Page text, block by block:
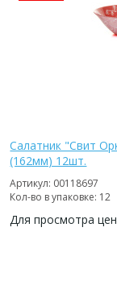
Салатник "Свит
(162мм) 12шт.
Артикул: 00118697
Кол-во в упаковке: 12
Для просмотра